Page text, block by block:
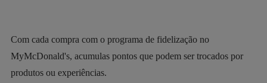
Com cada compra com o programa de fidelização no
MyMcDonald's, acumulas pontos que podem ser trocados por
produtos ou experiências.